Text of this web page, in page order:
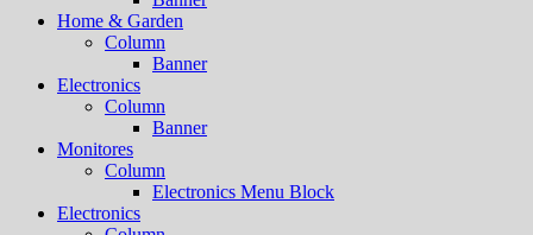
Home & Garden
Column
Banner
Electronics
Column
Banner
Monitores
Column
Electronics Menu Block
Electronics